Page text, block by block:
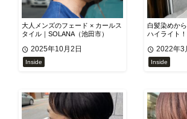
大人メンズのフェード × カールス
タイル｜SOLANA（池田市）
2025年10月2日
Inside
白髪染めか
ハイライト！
2022年3
Inside